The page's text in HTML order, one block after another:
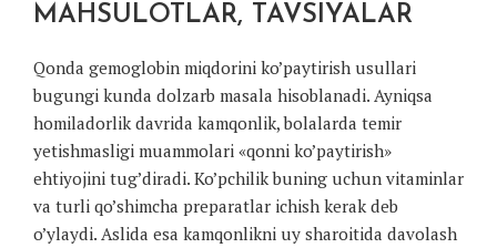
MAHSULOTLAR, TAVSIYALAR
Qonda gemoglobin miqdorini ko’paytirish usullari
bugungi kunda dolzarb masala hisoblanadi. Ayniqsa
homiladorlik davrida kamqonlik, bolalarda temir
yetishmasligi muammolari «qonni ko’paytirish»
ehtiyojini tug’diradi. Ko’pchilik buning uchun vitaminlar
va turli qo’shimcha preparatlar ichish kerak deb
o’ylaydi. Aslida esa kamqonlikni uy sharoitida davolash